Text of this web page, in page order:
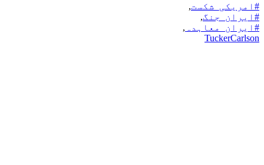
#امریکی_شکست,
#ایران_جنگ,
#ایران_معاہدہ ,
TuckerCarlson